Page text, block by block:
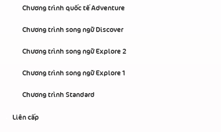
Chương trình quốc tế Adventure
Chương trình song ngữ Discover
Chương trình song ngữ Explore 2
Chương trình song ngữ Explore 1
Chương trình Standard
Liên cấp